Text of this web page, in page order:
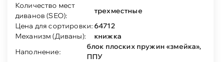
Количество мест
диванов (SEO):
трехместные
Цена для сортировки:64712
Механизм (Диваны):
книжка
Наполнение:
блок плоских пружин «змейка»,
ППУ